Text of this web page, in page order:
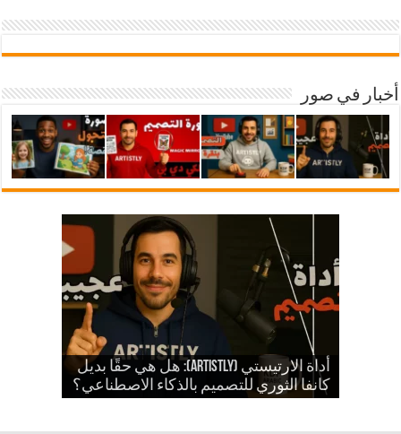
أخبار في صور
أداة الارتيستي (Artistly): هل هي حقًا بديل
كانفا الثوري للتصميم بالذكاء الاصطناعي؟
الذكاء الاصطناعي في الكي دي بي
شرح أداة ارتيستلي 4: دليلك الشامل
للذكاء الاصطناعي في تصميمات KDP
والمزيد